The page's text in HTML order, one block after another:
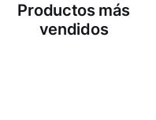
Productos más
vendidos